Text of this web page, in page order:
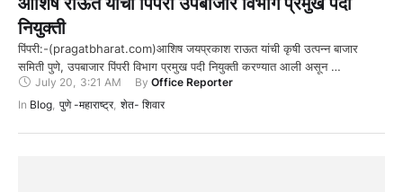
नियुक्ती
पिंपरी:-(pragatbharat.com)आशिष जयप्रकाश राऊत यांची कृषी उत्पन्न बाजार
समिती पुणे, उपबाजार पिंपरी विभाग प्रमुख पदी नियुक्ती करण्यात आली असून …
July 20 3:21 AM By Office Reporter
In Blog, पुणे -महाराष्ट्र, शेत- शिवार